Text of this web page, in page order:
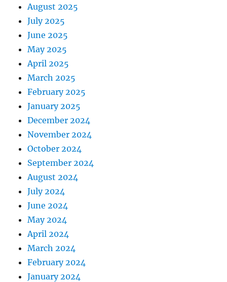
August 2025
July 2025
June 2025
May 2025
April 2025
March 2025
February 2025
January 2025
December 2024
November 2024
October 2024
September 2024
August 2024
July 2024
June 2024
May 2024
April 2024
March 2024
February 2024
January 2024